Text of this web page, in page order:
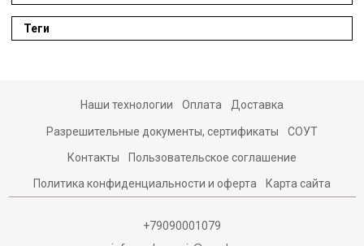
Теги
Наши технологии Оплата Доставка
Разрешительные документы, сертификаты СОУТ
Контакты Пользовательское соглашение
Политика конфиденциальности и оферта Карта сайта
+79090001079